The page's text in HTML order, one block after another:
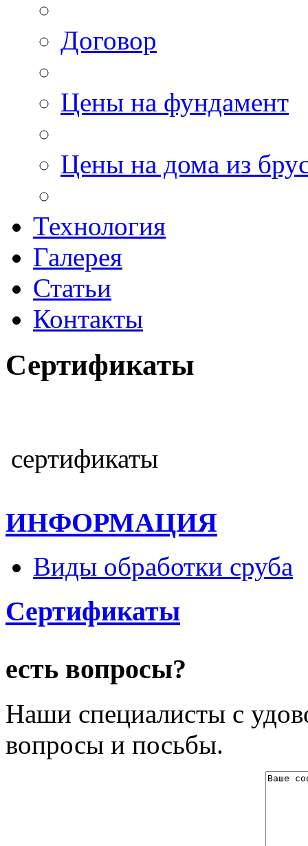
Договор
Цены на фундамент
Цены на дома из
Технология
Галерея
Статьи
Контакты
Сертификаты
сертификаты
ИНФОРМАЦИЯ
Виды обработки сруба
Сертификаты
есть вопросы?
Наши специалисты с
вопросы и посьбы.